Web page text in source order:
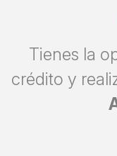
Tienes la
crédito y